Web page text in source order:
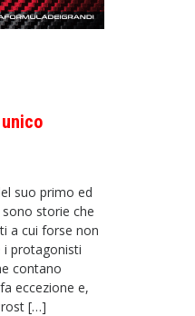
suo primo ed
storie che
a cui forse non
i protagonisti
contano
eccezione e,
[…]